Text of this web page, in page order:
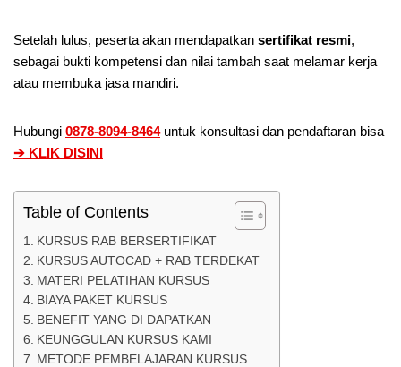
Setelah lulus, peserta akan mendapatkan sertifikat resmi,
sebagai bukti kompetensi dan nilai tambah saat melamar kerja
atau membuka jasa mandiri.
Hubungi 0878-8094-8464untuk konsultasi dan pendaftaran bisa
➔ KLIK DISINI
Table of Contents
KURSUS RAB BERSERTIFIKAT
KURSUS AUTOCAD + RAB TERDEKAT
MATERI PELATIHAN KURSUS
BIAYA PAKET KURSUS
BENEFIT YANG DI DAPATKAN
KEUNGGULAN KURSUS KAMI
METODE PEMBELAJARAN KURSUS